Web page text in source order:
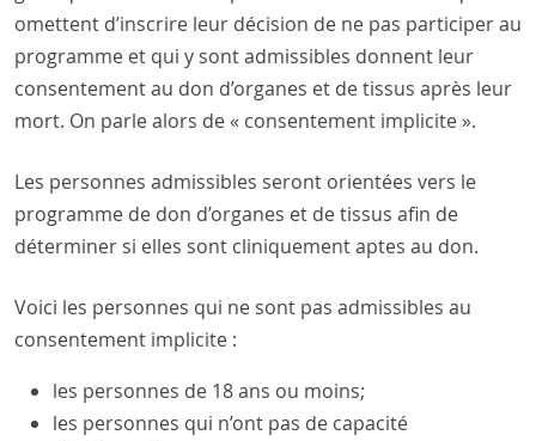
omettent d’inscrire leur décision de ne pas participer au
programme et qui y sont admissibles donnent leur
consentement au don d’organes et de tissus après leur
mort. On parle alors de « consentement implicite ».
Les personnes admissibles seront orientées vers le
programme de don d’organes et de tissus afin de
déterminer si elles sont cliniquement aptes au don.
Voici les personnes qui ne sont pas admissibles au
consentement implicite :
les personnes de 18 ans ou moins;
les personnes qui n’ont pas de capacité